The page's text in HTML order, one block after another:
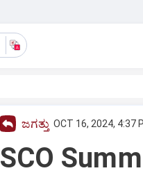
ಜಗತ್ತು OCT 16, 2024, 4:37
SCO